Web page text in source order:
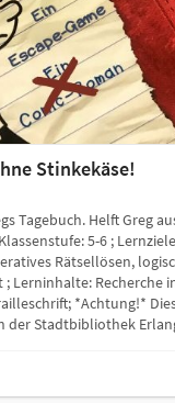
Stinkekäse!
Tagebuch. Helft Greg
5-6 ;
Rätsellösen,
Lerninhalte: Recherche
*Achtung!*
der Stadtbibliothek